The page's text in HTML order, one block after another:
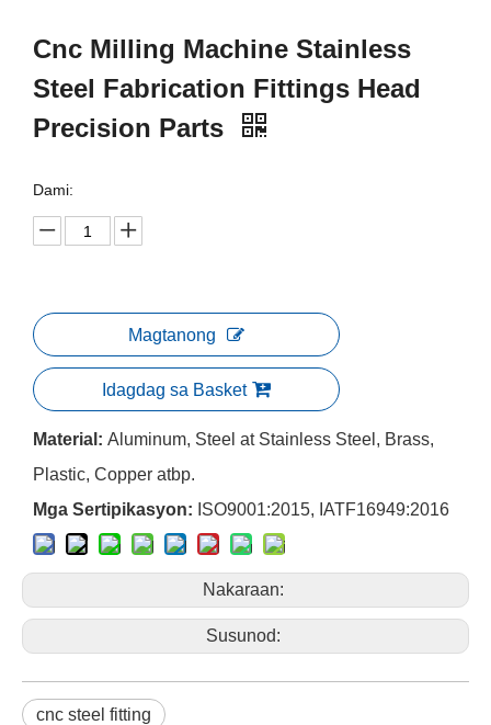
Cnc Milling Machine Stainless
Steel Fabrication Fittings Head
Precision Parts
Dami:
Magtanong
Idagdag sa Basket
Material: Aluminum, Steel at Stainless Steel, Brass,
Plastic, Copper atbp.
Mga Sertipikasyon: ISO9001:2015, IATF16949:2016
Nakaraan:
Susunod:
cnc steel fitting